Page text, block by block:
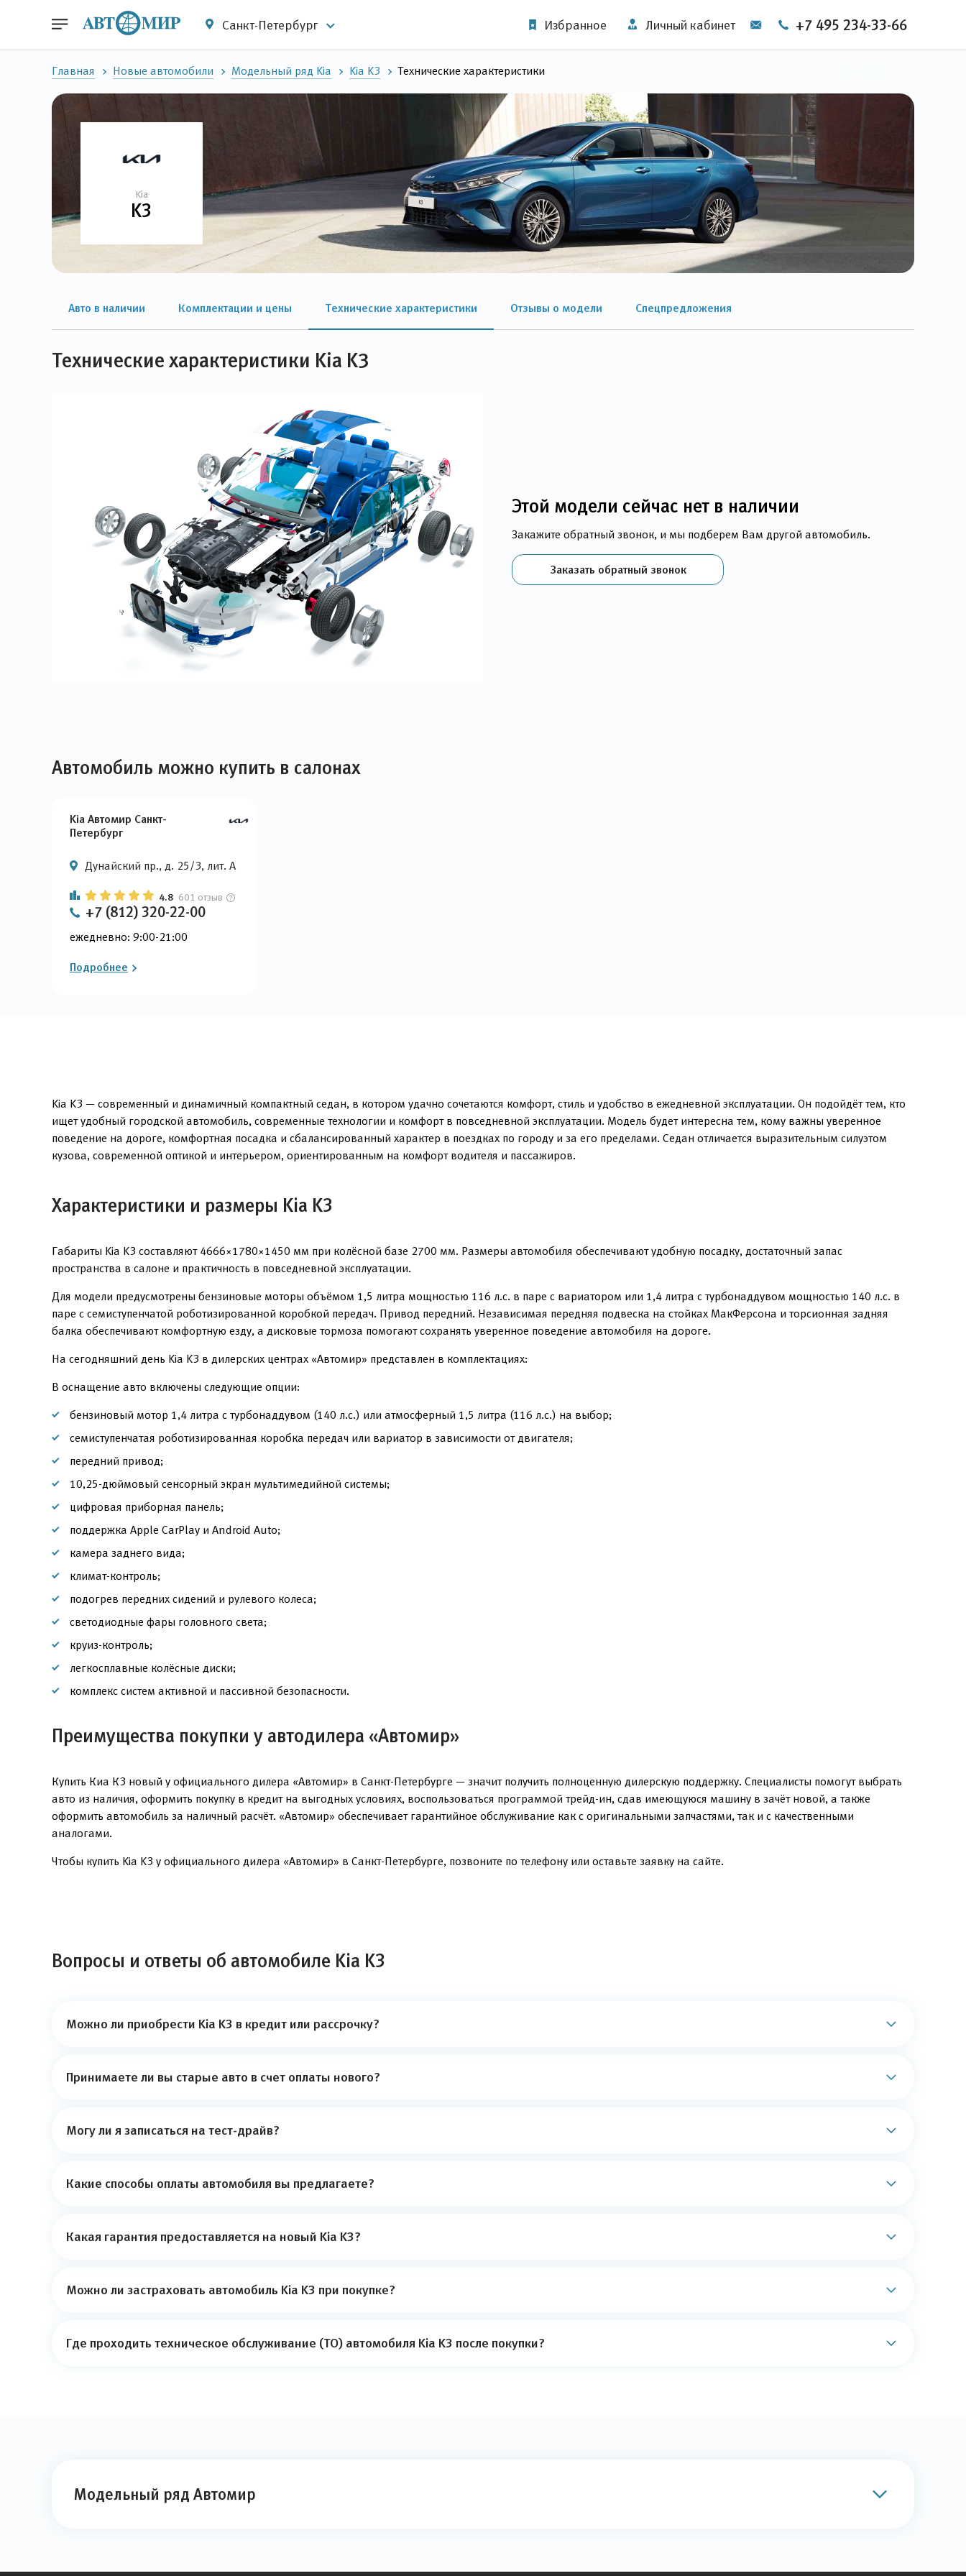
Санкт-Петербург Избранное Личный кабинет +7 495 234-33-66
Главная Новые автомобили Модельный ряд Kia Kia K3 Технические характеристики
Kia
K3
Авто в наличии Комплектации и цены Технические характеристики Отзывы о модели Спецпредложения
Технические характеристики Kia K3
Этой модели сейчас нет в наличии
Закажите обратный звонок, и мы подберем Вам другой автомобиль.
Заказать обратный звонок
Автомобиль можно купить в салонах
Kia Автомир Санкт-
Петербург
Дунайский пр., д. 25/3, лит. А
4.8 601 отзыв
+7 (812) 320-22-00
ежедневно: 9:00-21:00
Подробнее
Kia K3 — современный и динамичный компактный седан, в котором удачно сочетаются комфорт, стиль и удобство в ежедневной эксплуатации. Он подойдёт тем, кто
ищет удобный городской автомобиль, современные технологии и комфорт в повседневной эксплуатации. Модель будет интересна тем, кому важны уверенное
поведение на дороге, комфортная посадка и сбалансированный характер в поездках по городу и за его пределами. Седан отличается выразительным силуэтом
кузова, современной оптикой и интерьером, ориентированным на комфорт водителя и пассажиров.
Характеристики и размеры Kia K3
Габариты Kia K3 составляют 4666×1780×1450 мм при колёсной базе 2700 мм. Размеры автомобиля обеспечивают удобную посадку, достаточный запас
пространства в салоне и практичность в повседневной эксплуатации.
Для модели предусмотрены бензиновые моторы объёмом 1,5 литра мощностью 116 л.с. в паре с вариатором или 1,4 литра с турбонаддувом мощностью 140 л.с. в
паре с семиступенчатой роботизированной коробкой передач. Привод передний. Независимая передняя подвеска на стойках МакФерсона и торсионная задняя
балка обеспечивают комфортную езду, а дисковые тормоза помогают сохранять уверенное поведение автомобиля на дороге.
На сегодняшний день Kia K3 в дилерских центрах «Автомир» представлен в комплектациях:
В оснащение авто включены следующие опции:
бензиновый мотор 1,4 литра с турбонаддувом (140 л.с.) или атмосферный 1,5 литра (116 л.с.) на выбор;
семиступенчатая роботизированная коробка передач или вариатор в зависимости от двигателя;
передний привод;
10,25-дюймовый сенсорный экран мультимедийной системы;
цифровая приборная панель;
поддержка Apple CarPlay и Android Auto;
камера заднего вида;
климат-контроль;
подогрев передних сидений и рулевого колеса;
светодиодные фары головного света;
круиз-контроль;
легкосплавные колёсные диски;
комплекс систем активной и пассивной безопасности.
Преимущества покупки у автодилера «Автомир»
Купить Киа К3 новый у официального дилера «Автомир» в Санкт-Петербурге — значит получить полноценную дилерскую поддержку. Специалисты помогут выбрать
авто из наличия, оформить покупку в кредит на выгодных условиях, воспользоваться программой трейд-ин, сдав имеющуюся машину в зачёт новой, а также
оформить автомобиль за наличный расчёт. «Автомир» обеспечивает гарантийное обслуживание как с оригинальными запчастями, так и с качественными
аналогами.
Чтобы купить Kia K3 у официального дилера «Автомир» в Санкт-Петербурге, позвоните по телефону или оставьте заявку на сайте.
Вопросы и ответы об автомобиле Kia K3
Можно ли приобрести Kia K3 в кредит или рассрочку?
Принимаете ли вы старые авто в счет оплаты нового?
Могу ли я записаться на тест-драйв?
Какие способы оплаты автомобиля вы предлагаете?
Какая гарантия предоставляется на новый Kia K3?
Можно ли застраховать автомобиль Kia K3 при покупке?
Где проходить техническое обслуживание (ТО) автомобиля Kia K3 после покупки?
Модельный ряд Автомир